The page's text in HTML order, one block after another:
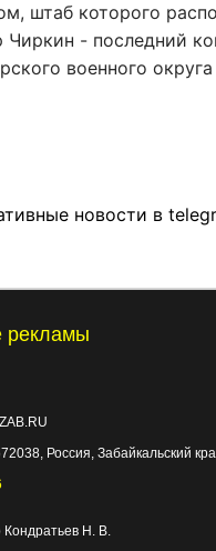
штаб которого
Чиркин - последний
военного
новости в
рекламы
, Россия, Забайкальский
Кондратьев Н. В.